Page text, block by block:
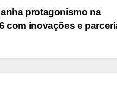
protagonismo na
com inovações e